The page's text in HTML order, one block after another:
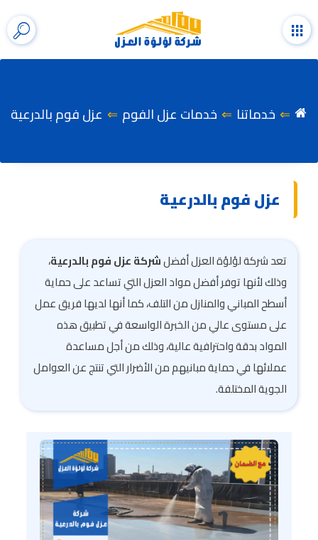
التجاوز
إلى
المحتوى
القائمة
خدماتنا خدمات عزل الفوم عزل فوم بالدرعية
عزل فوم بالدرعية
تعد شركة لؤلؤة العزل أفضلشركة عزل فوم بالدرعية،
وذلك لأنها توفر أفضل مواد العزل التي تساعد على حماية
أسطح المباني والمنازل من التلف، كما أنها لديها فريق عمل
على مستوى عالي من الخبرة الواسعة في تطبيق هذه
المواد بدقة واحترافية عالية، وذلك من أجل مساعدة
عملائها في حماية مبانيهم من الأضرار التي تنتج عن العوامل
الجوية المختلفة.